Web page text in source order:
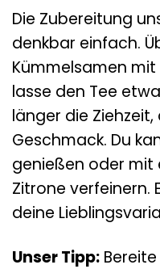
Die Zubereitung
denkbar einfach.
Kümmelsamen
lasse den Tee
länger die
Geschmack. Du
genießen oder mit
Zitrone verfeinern.
deine
Unser Tipp: